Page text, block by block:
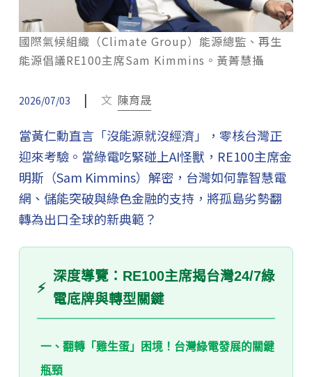
國際氣候組織（Climate Group）能源總監、再生
能源倡議RE100主席Sam Kimmins。黃菁慧攝
2026/07/03 | 文 陳育晟
當黃仁勳直言「沒能源就沒經濟」，零核台灣正
迎來考驗。當綠電吃緊碰上AI怪獸，RE100主席金
明斯（Sam Kimmins）解密，台灣如何靠智慧電
網、儲能突破與綠色金融的支持，將孤島劣勢翻
轉為出口全球的新典範？
⚡
深度導覽：RE100主席揭台灣24/7綠
電底牌與轉型關鍵
一、翻轉「雞生蛋」困境！台灣綠電發展的關鍵
瓶頸